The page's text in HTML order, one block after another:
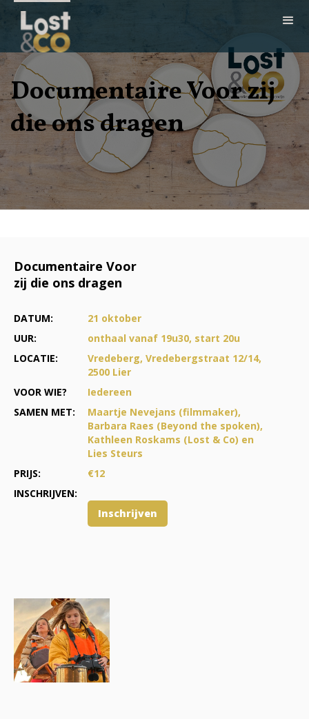
Documentaire Voor zij
die ons dragen
Documentaire Voor
zij die ons dragen
DATUM:
21 oktober
UUR:
onthaal vanaf 19u30, start 20u
LOCATIE:
Vredeberg, Vredebergstraat 12/14,
2500 Lier
VOOR WIE?
Iedereen
SAMEN MET:
Maartje Nevejans (filmmaker),
Barbara Raes (Beyond the spoken),
Kathleen Roskams (Lost & Co) en
Lies Steurs
PRIJS:
€12
INSCHRIJVEN:
Inschrijven